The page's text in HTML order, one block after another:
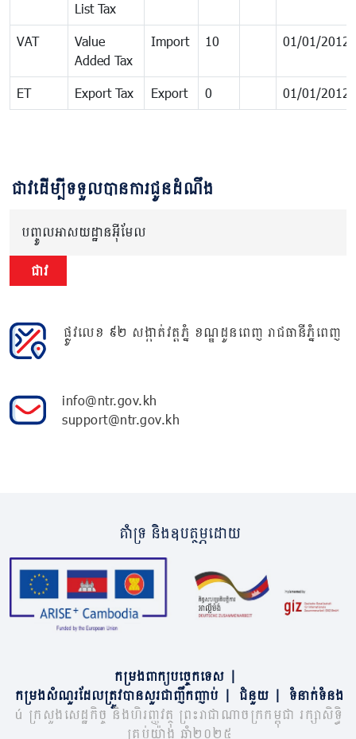
List Tax
VAT
Value
Added Tax
Import 10 01/01/2012
ET Export Tax Export 0 01/01/2012
ជាវដើម្បីទទួលបានការជូនដំណឹង
បញ្ចូលអាសយដ្ឋានអ៊ីមែល
ជាវ
ផ្លូវលេខ ៩២ សង្កាត់វត្តភ្នំ ខណ្ឌដូនពេញ រាជធានីភ្នំពេញ
info@ntr.gov.kh
support@ntr.gov.kh
គាំទ្រ និងឧបត្ថម្ភដោយ
កម្រងពាក្យបច្ចេកទេស
កម្រងសំណួរដែលត្រូវបានសួរជាញឹកញាប់
ជំនួយ
ទំនាក់ទំនង
© ក្រសួងសេដ្ឋកិច្ច និងហិរញ្ញវត្ថុ ព្រះរាជាណាចក្រកម្ពុជា រក្សាសិទ្ធិ
គ្រប់យ៉ាង ឆ្នាំ២០២៥